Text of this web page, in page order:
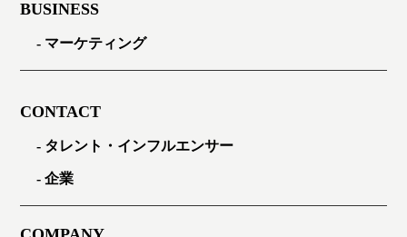
BUSINESS
マーケティング
CONTACT
タレント・インフルエンサー
企業